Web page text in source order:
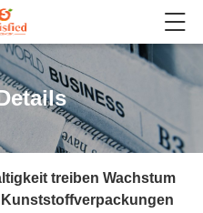
treiben Wachstum